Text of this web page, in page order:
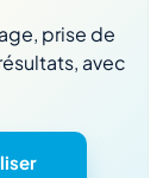
prise de
avec